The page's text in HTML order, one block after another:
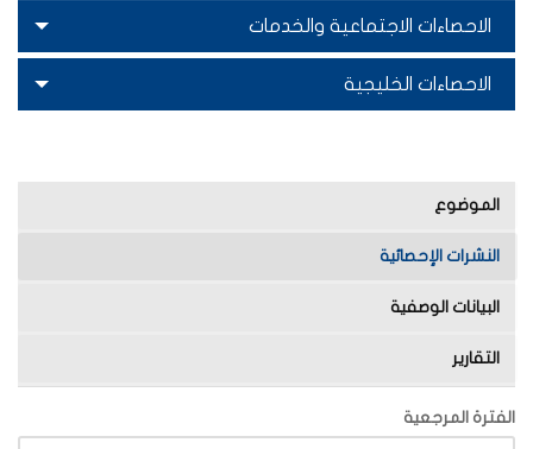
الاحصاءات الاجتماعية والخدمات
الاحصاءات الخليجية
الموضوع
النشرات الإحصائية
البيانات الوصفية
التقارير
الفترة المرجعية